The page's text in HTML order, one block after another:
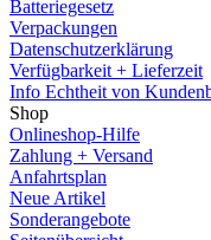
Batteriegesetz
Verpackungen
Datenschutzerklärung
Verfügbarkeit + Lieferzeit
Info Echtheit von
Shop
Onlineshop-Hilfe
Zahlung + Versand
Anfahrtsplan
Neue Artikel
Sonderangebote